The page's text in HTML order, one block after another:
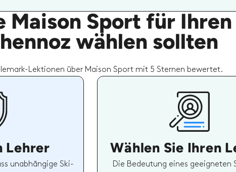
Maison Sport für
wählen sollten
Lektionen über Maison Sport mit 5 Sternen bewertet.
Lehrer
unabhängige Ski-
Wählen Sie Ihren
Die Bedeutung eines geeigneten